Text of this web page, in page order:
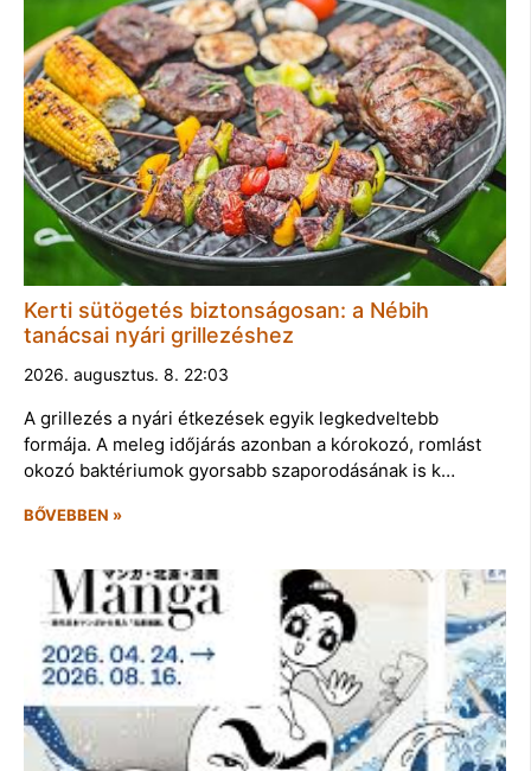
Kerti sütögetés biztonságosan: a Nébih
tanácsai nyári grillezéshez
2026. augusztus. 8. 22:03
A grillezés a nyári étkezések egyik legkedveltebb
formája. A meleg időjárás azonban a kórokozó, romlást
okozó baktériumok gyorsabb szaporodásának is k…
BŐVEBBEN »